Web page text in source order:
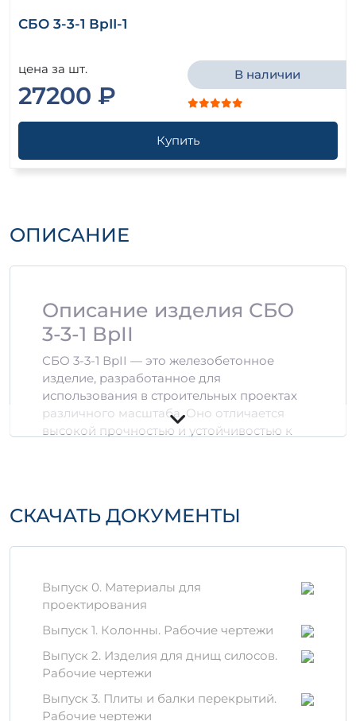
СБО 3-3-1 ВрII-1
цена за шт.
27200 ₽
В наличии
Купить
ОПИСАНИЕ
Описание изделия СБО
3-3-1 ВрII
СБО 3-3-1 ВрII — это железобетонное
изделие, разработанное для
использования в строительных проектах
различного масштаба. Оно отличается
высокой прочностью и устойчивостью к
Преимущества СБО 3-3-1
качественного бетона с добавлением
специальных компонентов, что
обеспечивает надежность и срок
службы изделия.
Устойчивость к химическим
воздействиям:
химически агрессивной среды.
СКАЧАТЬ ДОКУМЕНТЫ
Выпуск 0. Материалы для
проектирования
Выпуск 1. Колонны. Рабочие чертежи
Выпуск 2. Изделия для днищ силосов.
Рабочие чертежи
Выпуск 3. Плиты и балки перекрытий.
Рабочие чертежи